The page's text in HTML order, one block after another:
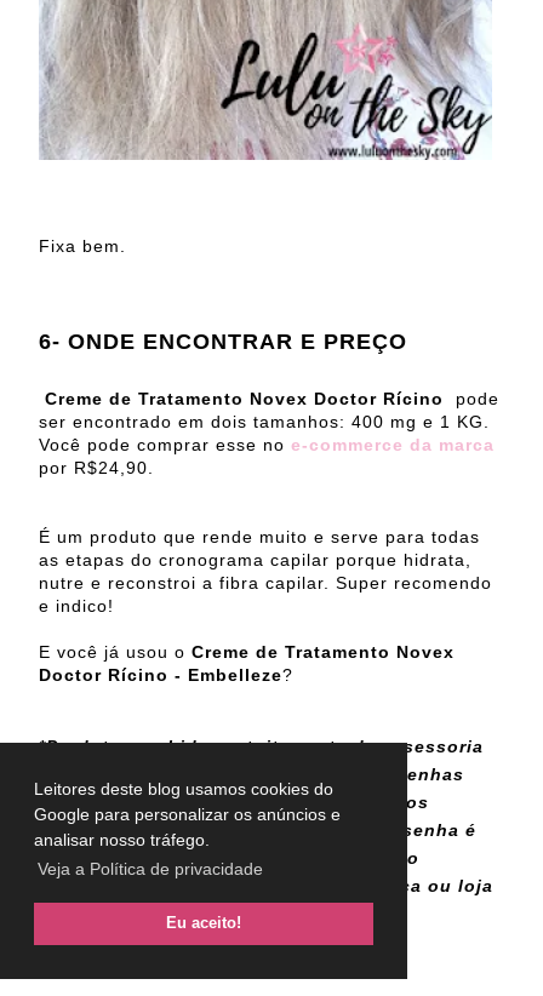
Leitores deste blog usamos cookies do
Google para personalizar os anúncios e
analisar nosso tráfego.
Veja a Política de privacidade
Eu aceito!
Fixa bem.
6- ONDE ENCONTRAR E PREÇO
Creme de Tratamento Novex Doctor Rícino
pode
ser encontrado em dois tamanhos: 400 mg e 1 KG.
Você pode comprar esse no e-commerce da marca
por R$24,90.
É um produto que rende muito e serve para todas
as etapas do cronograma capilar porque hidrata,
nutre e reconstroi a fibra capilar. Super recomendo
e indico!
E você já usou o Creme de Tratamento Novex
Doctor Rícino - Embelleze?
*Produto recebido gratuitamente da assessoria
da marca. A política do blog é fazer resenhas
sinceras, geralmente mostrando os lados
positivos e negativos do produto. A resenha é
baseada na minha opinião sincera como
consumidora e é independente da marca ou loja
que enviou o produto para testar.